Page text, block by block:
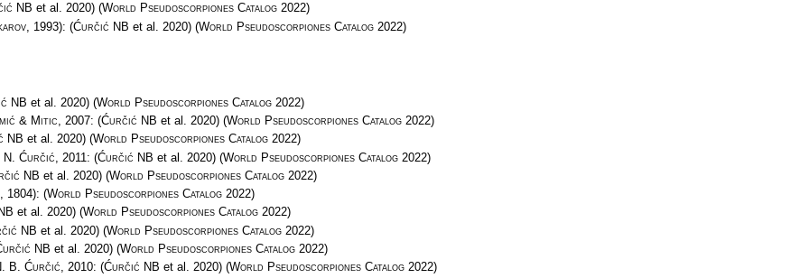
NB et al. 2020) (World Pseudoscorpiones Catalog2022)
, 1993): (Ćurčić NB et al. 2020) (World Pseudoscorpiones Catalog2022)
NB et al. 2020) (World Pseudoscorpiones Catalog2022)
& Mitic, 2007: (Ćurčić NB et al. 2020) (World Pseudoscorpiones Catalog2022)
NB et al. 2020) (World Pseudoscorpiones Catalog2022)
N. Ćurčić , 2011: (Ćurčić NB et al. 2020) (World Pseudoscorpiones Catalog2022)
NB et al. 2020) (World Pseudoscorpiones Catalog2022)
, 1804): (World Pseudoscorpiones Catalog2022)
et al. 2020) (World Pseudoscorpiones Catalog2022)
NB et al. 2020) (World Pseudoscorpiones Catalog2022)
NB et al. 2020) (World Pseudoscorpiones Catalog2022)
B. Ćurčić, 2010: (Ćurčić NB et al. 2020) (World Pseudoscorpiones Catalog2022)